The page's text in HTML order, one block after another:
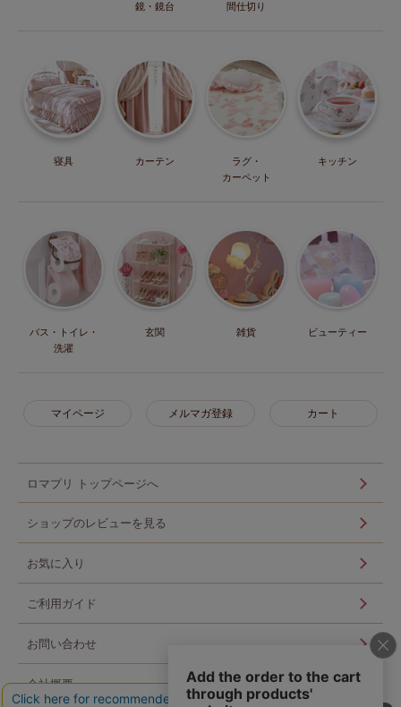
鏡・鏡台
間仕切り
寝具 カーテン
ラグ・
カーペット
キッチン
バス・トイレ・
洗濯
玄関 雑貨 ビューティー
マイページ メルマガ登録 カート
ロマプリ トップページへ
ショップのレビューを見る
お気に入り
ご利用ガイド
お問い合わせ
会社概要